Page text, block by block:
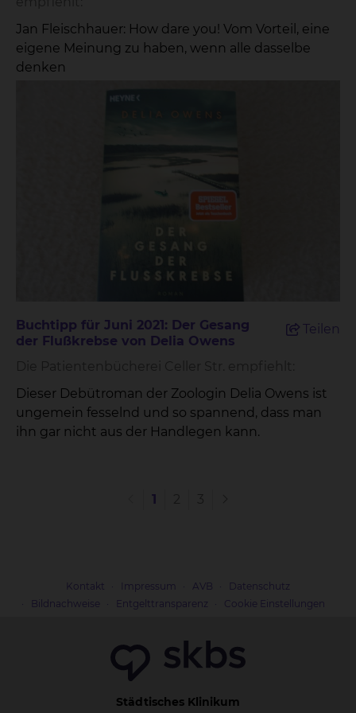
Jan Fleischhauer: How dare you! Vom Vorteil, eine
eigene Meinung zu haben, wenn alle dasselbe
denken
Buchtipp für Juni 2021: Der Gesang
der Flußkrebse von Delia Owens
Teilen
Dieser Debütroman der Zoologin Delia Owens ist
ungemein fesselnd und so spannend, dass man
ihn gar nicht aus der Handlegen kann.
1
Kontakt Impressum AVB
Datenschutz
Bildnachweise
Entgelttransparenz Cookie Einstellungen
Städtisches Klinikum